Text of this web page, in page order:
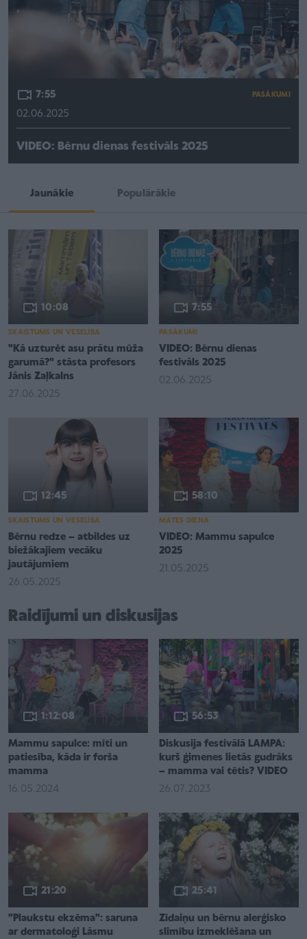
7:55 PASĀKUMI
02.06.2025
VIDEO: Bērnu dienas festivāls 2025
Jaunākie Populārākie
10:08
SKAISTUMS UN VESELĪBA
"Kā uzturēt asu prātu mūža
garumā?" stāsta profesors
Jānis Zaļkalns
27.06.2025
7:55
PASĀKUMI
VIDEO: Bērnu dienas
festivāls 2025
02.06.2025
12:45
SKAISTUMS UN VESELĪBA
Bērnu redze – atbildes uz
biežākajiem vecāku
jautājumiem
26.05.2025
58:10
MĀTES DIENA
VIDEO: Mammu sapulce
2025
21.05.2025
Raidījumi un diskusijas
1:12:08
Mammu sapulce: mīti un
patiesība, kāda ir forša
mamma
16.05.2024
56:53
Diskusija festivālā LAMPA:
kurš ģimenes lietās gudrāks
– mamma vai tētis? VIDEO
26.07.2023
21:20
"Plaukstu ekzēma": saruna
ar dermatoloģi Lāsmu
25:41
Zīdaiņu un bērnu alerģisko
slimību izmeklēšana un